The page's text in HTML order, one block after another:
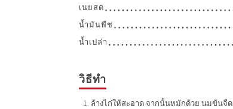
เนยสด
น้ำมันพืช
น้ำเปล่า
วิธีทำ
ล้างไก่ให้สะอาด จากนั้นหมักด้วย นมข้นจื